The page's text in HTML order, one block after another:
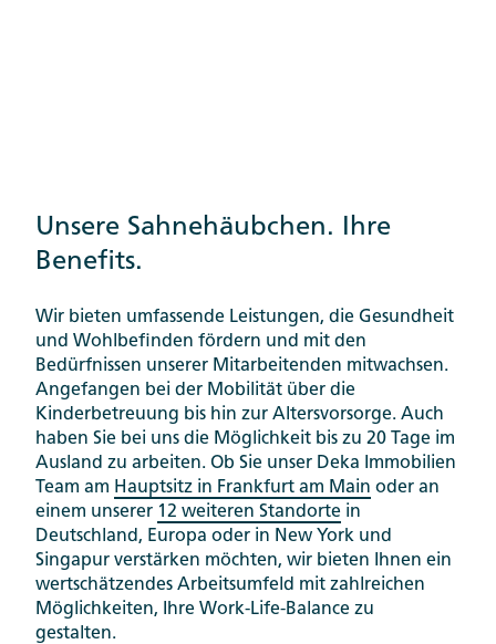
Unsere Sahnehäubchen. Ihre
Benefits.
Wir bieten umfassende Leistungen, die Gesundheit
und Wohlbefinden fördern und mit den
Bedürfnissen unserer Mitarbeitenden mitwachsen.
Angefangen bei der Mobilität über die
Kinderbetreuung bis hin zur Altersvorsorge. Auch
haben Sie bei uns die Möglichkeit bis zu 20 Tage im
Ausland zu arbeiten. Ob Sie unser Deka Immobilien
Team am Hauptsitz in Frankfurt am Main oder an
einem unserer 12 weiteren Standorte in
Deutschland, Europa oder in New York und
Singapur verstärken möchten, wir bieten Ihnen ein
wertschätzendes Arbeitsumfeld mit zahlreichen
Möglichkeiten, Ihre Work-Life-Balance zu
gestalten.